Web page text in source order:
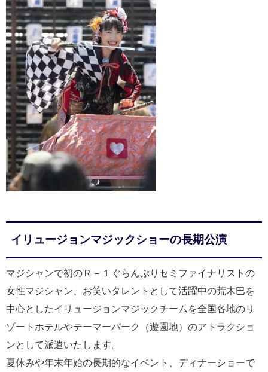
イリュージョンマジックショーの長期公演
マジシャンで初のＲ－１ぐらんぷりセミファイナリストの
女性マジシャン、お笑いタレントとして活躍中の荒木巴を
中心としたイリュージョンマジックチームを全国各地のリ
ゾートホテルやテーマーパーク（遊園地）のアトラクショ
ンとして派遣いたします。
夏休みや年末年始の長期的なイベント、ディナーショーで